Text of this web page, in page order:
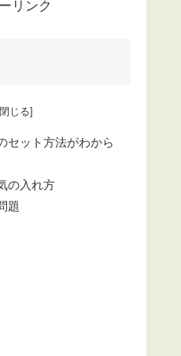
リンク
セット方法がわから
の入れ方
題